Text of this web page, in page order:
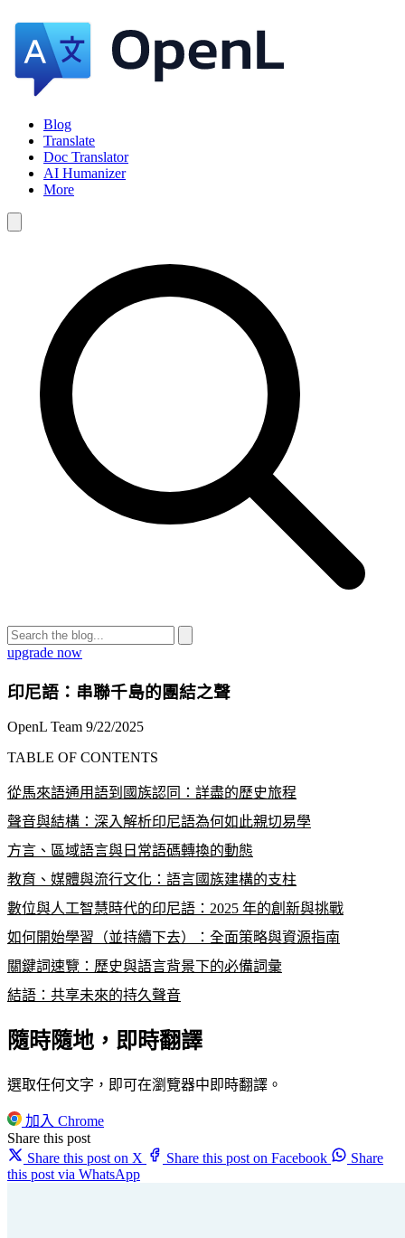
Blog
Translate
Doc Translator
AI Humanizer
More
upgrade now
印尼語：串聯千島的團結之聲
OpenL Team 9/22/2025
TABLE OF CONTENTS
從馬來語通用語到國族認同：詳盡的歷史旅程
聲音與結構：深入解析印尼語為何如此親切易學
方言、區域語言與日常語碼轉換的動態
教育、媒體與流行文化：語言國族建構的支柱
數位與人工智慧時代的印尼語：2025 年的創新與挑戰
如何開始學習（並持續下去）：全面策略與資源指南
關鍵詞速覽：歷史與語言背景下的必備詞彙
結語：共享未來的持久聲音
隨時隨地，即時翻譯
選取任何文字，即可在瀏覽器中即時翻譯。
加入 Chrome
Share this post
Share this post on X
Share this post on Facebook
Share
this post via WhatsApp